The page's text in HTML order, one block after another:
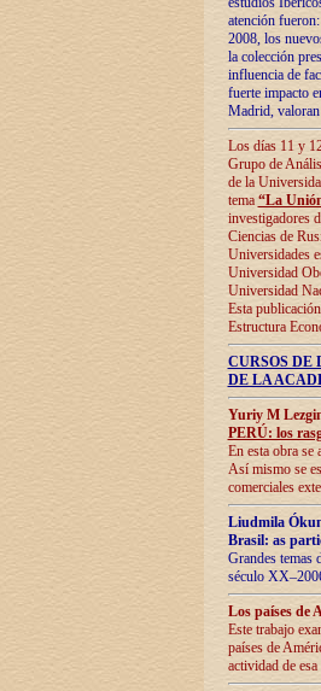
atención
2008, los
la colección
influencia de
fuerte impacto
Madrid,
Los días 11 y
Grupo de
de la
tema “La
investigadores
Ciencias de
Universidades
Universidad
Universidad
Esta
Estructura
CURSOS
DE LA
Yuriy M
PERÚ: los
En esta obra se
Así mismo se
comerciales
Liudmila
Brasil: as
Grandes temas
século
Los países de
Este trabajo
países de
actividad de